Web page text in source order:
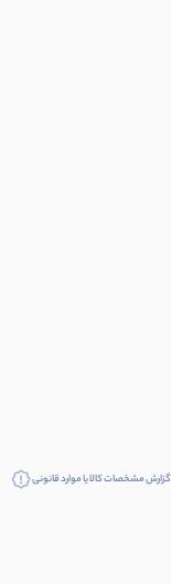
گزارش مشخصات کالا یا موارد قانونی